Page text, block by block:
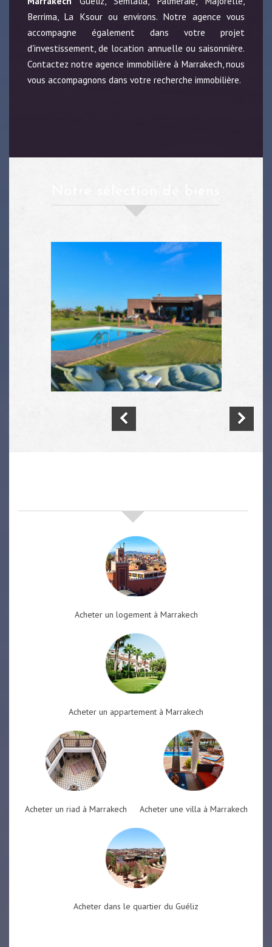
Berrima, La Ksour ou environs. Notre agence vous
accompagne également dans votre projet
d'investissement, de location annuelle ou saisonnière.
Contactez notre agence immobilière à Marrakech, nous
vous accompagnons dans votre recherche immobilière.
Acheter un logement à Marrakech
Acheter un appartement à Marrakech
Acheter un riad à Marrakech Acheter une villa à Marrakech
Acheter dans le quartier du Guéliz